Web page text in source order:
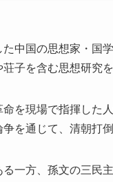
中国の思想家・国
子を含む思想研究
を現場で指揮した
争を通じて、清朝打
る一方、孫文の三民